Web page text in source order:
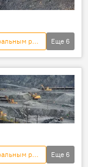
Государственное агентство по геологии и минеральным ресурсам
Еще 6
Государственное агентство по геологии и минеральным ресурсам
Еще 6